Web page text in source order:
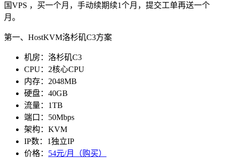
国VPS ，买一个月，手动续期续1个月，提交工单再送一个
月。
第一、HostKVM洛杉矶C3方案
机房：洛杉矶C3
CPU：2核心CPU
内存：2048MB
硬盘：40GB
流量：1TB
端口：50Mbps
架构：KVM
IP数：1独立IP
价格： 54元/月（购买）